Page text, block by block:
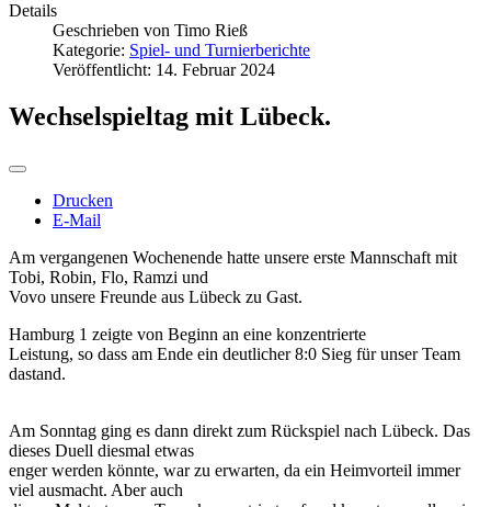
Details
Geschrieben von Timo Rieß
Kategorie: Spiel- und Turnierberichte
Veröffentlicht: 14. Februar 2024
Wechselspieltag mit Lübeck.
Drucken
E-Mail
Am vergangenen Wochenende hatte unsere erste Mannschaft mit
Tobi, Robin, Flo, Ramzi und
Vovo unsere Freunde aus Lübeck zu Gast.
Hamburg 1 zeigte von Beginn an eine konzentrierte
Leistung, so dass am Ende ein deutlicher 8:0 Sieg für unser Team
dastand.
Am Sonntag ging es dann direkt zum Rückspiel nach Lübeck. Das
dieses Duell diesmal etwas
enger werden könnte, war zu erwarten, da ein Heimvorteil immer
viel ausmacht. Aber auch